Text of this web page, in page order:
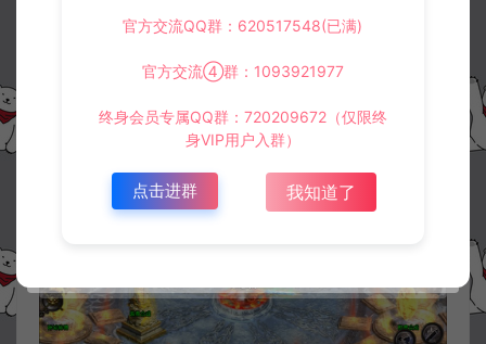
官方交流QQ群：620517548(已满)
官方交流④群：1093921977
终身会员专属QQ群：720209672（仅限终
身VIP用户入群）
点击进群 我知道了